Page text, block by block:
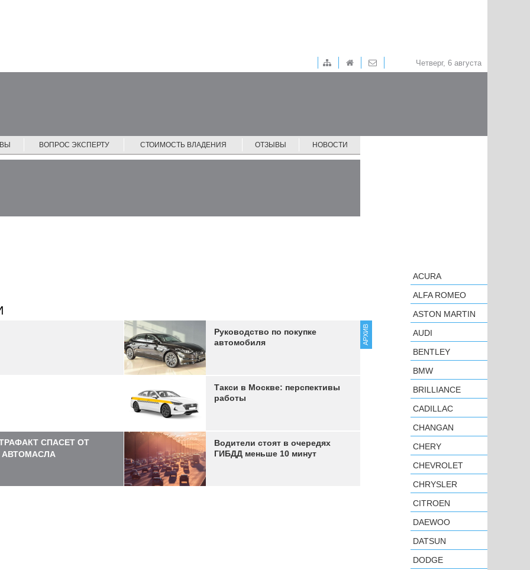
Четверг, 6 августа
ВОПРОС ЭКСПЕРТУ СТОИМОСТЬ ВЛАДЕНИЯ ОТЗЫВЫ НОВОСТИ
АРХИВ
СПАСЕТ ОТ
АВТОМАСЛА
Руководство по покупке
автомобиля
Такси в Москве: перспективы
работы
Водители стоят в очередях
ГИБДД меньше 10 минут
ACURA
ALFA ROMEO
ASTON MARTIN
AUDI
BENTLEY
BMW
BRILLIANCE
CADILLAC
CHANGAN
CHERY
CHEVROLET
CHRYSLER
CITROEN
DAEWOO
DATSUN
DODGE